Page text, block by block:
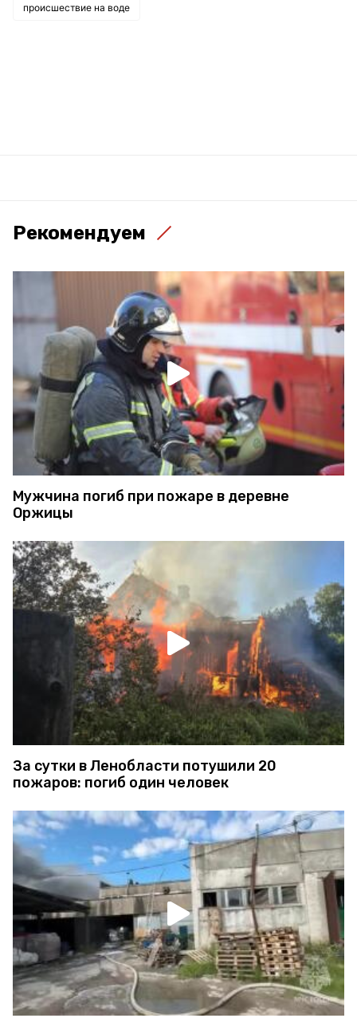
происшествие на воде
Рекомендуем
Мужчина погиб при пожаре в деревне
Оржицы
За сутки в Ленобласти потушили 20
пожаров: погиб один человек